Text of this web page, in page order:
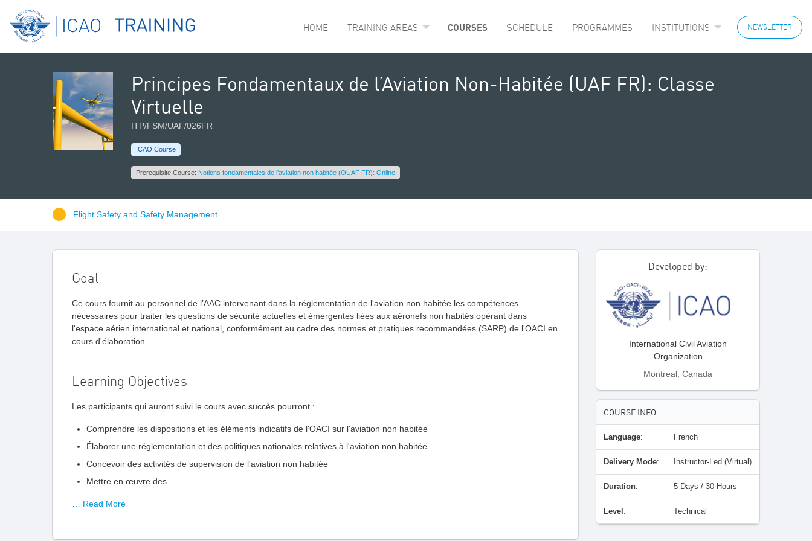
HOME TRAINING AREAS COURSES SCHEDULE PROGRAMMES INSTITUTIONS NEWSLETTER
Principes Fondamentaux de l’Aviation Non-Habitée (UAF FR): Classe
Virtuelle
ITP/FSM/UAF/026FR
ICAO Course
Prerequisite Course: Notions fondamentales de l’aviation non habitée (OUAF FR): Online
Flight Safety and Safety Management
Goal
Ce cours fournit au personnel de l’AAC intervenant dans la réglementation de l'aviation non habitée les compétences
nécessaires pour traiter les questions de sécurité actuelles et émergentes liées aux aéronefs non habités opérant dans
l'espace aérien international et national, conformément au cadre des normes et pratiques recommandées (SARP) de l'OACI en
cours d'élaboration.
Learning Objectives
Les participants qui auront suivi le cours avec succès pourront :
Comprendre les dispositions et les éléments indicatifs de l'OACI sur l'aviation non habitée
Élaborer une réglementation et des politiques nationales relatives à l'aviation non habitée
Concevoir des activités de supervision de l'aviation non habitée
Mettre en œuvre des
… Read More
Developed by:
International Civil Aviation
Organization
Montreal, Canada
COURSE INFO
Language: French
Delivery Mode: Instructor-Led (Virtual)
Duration: 5 Days / 30 Hours
Level: Technical